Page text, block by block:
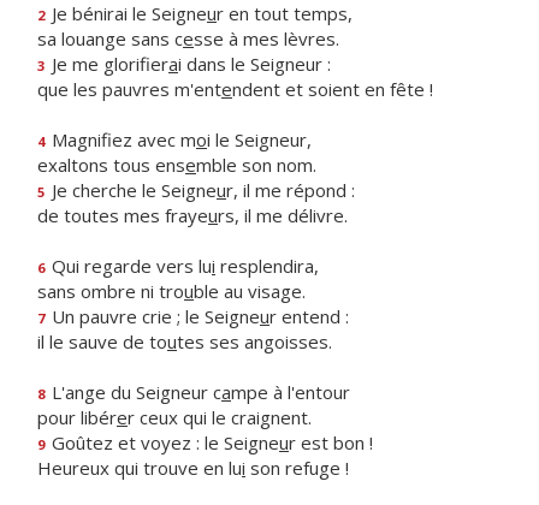
2 Je bénirai le Seigneur en tout temps,
sa louange sans cesse à mes lèvres.
3 Je me glorifierai dans le Seigneur :
que les pauvres m'entendent et soient en fête !
4 Magnifiez avec moi le Seigneur,
exaltons tous ensemble son nom.
5 Je cherche le Seigneur, il me répond :
de toutes mes frayeurs, il me délivre.
6 Qui regarde vers lui resplendira,
sans ombre ni trouble au visage.
7 Un pauvre crie ; le Seigneur entend :
il le sauve de toutes ses angoisses.
8 L'ange du Seigneur campe à l'entour
pour libérer ceux qui le craignent.
9 Goûtez et voyez : le Seigneur est bon !
Heureux qui trouve en lui son refuge !